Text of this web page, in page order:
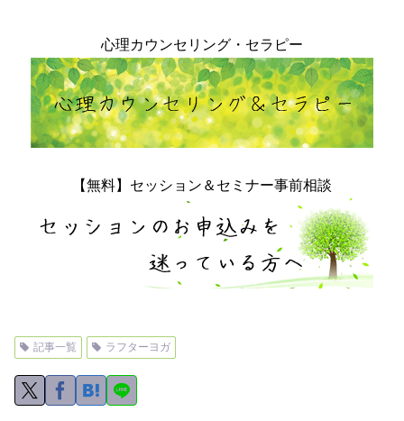
心理カウンセリング・セラピー
【無料】セッション＆セミナー事前相談
記事一覧 ラフターヨガ